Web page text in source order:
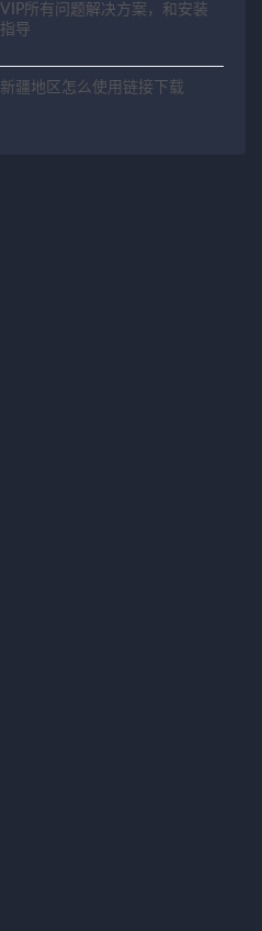
VIP所有问题解决方案，和安装
指导
新疆地区怎么使用链接下载